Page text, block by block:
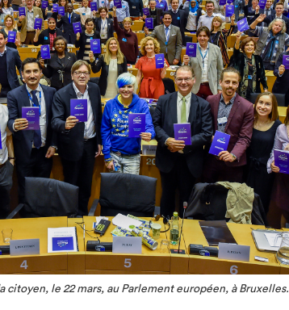
citoyen, le 22 mars, au Parlement européen, à Bruxelles.